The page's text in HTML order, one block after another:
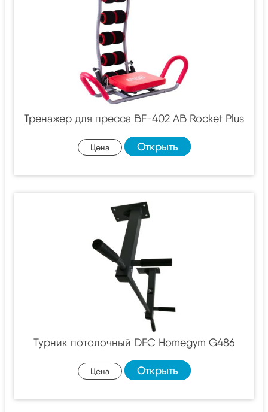
Тренажер для пресса BF-402 AB Rocket Plus
Цена Открыть
Турник потолочный DFC Homegym G486
Цена Открыть